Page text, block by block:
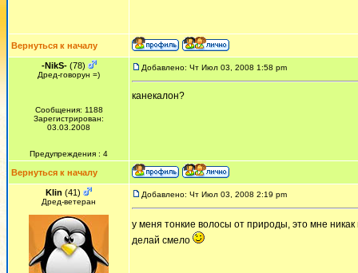
Вернуться к началу
-NikS-(78)
Дред-говорун =)
Сообщения: 1188
Зарегистрирован:
03.03.2008
Предупреждения : 4
Добавлено: Чт Июл 03, 2008 1:58 pm
канекалон?
Вернуться к началу
Klin (41)
Дред-ветеран
Добавлено: Чт Июл 03, 2008 2:19 pm
у меня тонкие волосы от природы, это мне
делай смело